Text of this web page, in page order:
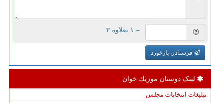
= ۱ بعلاوه ۳
فرستادن بازخورد
لینک دوستان موزیك خوان
تبلیغات انتخابات مجلس